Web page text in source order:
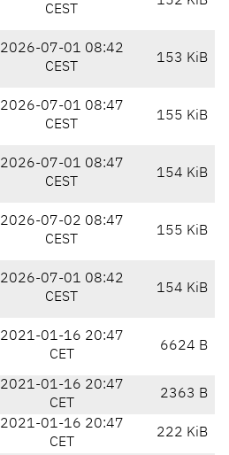
CEST
2026-07-01 08:42
CEST
153 KiB
2026-07-01 08:47
CEST
155 KiB
2026-07-01 08:47
CEST
154 KiB
2026-07-02 08:47
CEST
155 KiB
2026-07-01 08:42
CEST
154 KiB
2021-01-16 20:47
CET
6624 B
2021-01-16 20:47
CET
2363 B
2021-01-16 20:47
CET
222 KiB